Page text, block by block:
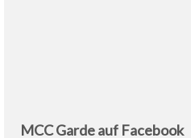
MCC Garde auf Facebook